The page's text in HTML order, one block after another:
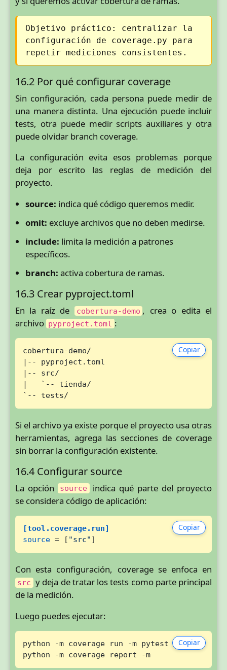
Objetivo práctico: centralizar la
configuración de coverage.py para
repetir mediciones consistentes.
16.2 Por qué configurar coverage
Sin configuración, cada persona puede medir de
una manera distinta. Una ejecución puede incluir
tests, otra puede medir scripts auxiliares y otra
puede olvidar branch coverage.
La configuración evita esos problemas porque
deja por escrito las reglas de medición del
proyecto.
source: indica qué código queremos medir.
omit: excluye archivos que no deben medirse.
include: limita la medición a patrones
específicos.
branch: activa cobertura de ramas.
16.3 Crear pyproject.toml
En la raíz de cobertura-demo , crea o edita el
archivo pyproject.toml :
Copiar
cobertura-demo/
|-- pyproject.toml
|-- src/
|   `-- tienda/
`-- tests/
Si el archivo ya existe porque el proyecto usa otras
herramientas, agrega las secciones de coverage
sin borrar la configuración existente.
16.4 Configurar source
La opción source indica qué parte del proyecto
se considera código de aplicación:
Copiar
[tool.coverage.run]
source = [ "src" ]
Con esta configuración, coverage se enfoca en
src y deja de tratar los tests como parte principal
de la medición.
Luego puedes ejecutar:
Copiar
python -m coverage run -m pytest
python -m coverage report -m